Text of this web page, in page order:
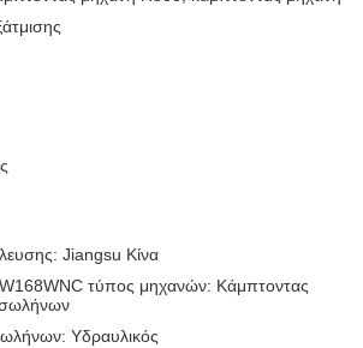
Jiangsu Κίνα
τύπος μηχανών: Κάμπτοντας
Υδραυλικός